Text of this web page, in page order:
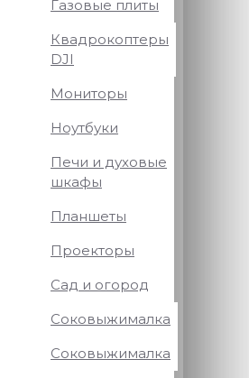
Газовые плиты
Квадрокоптеры
DJI
Мониторы
Ноутбуки
Печи и духовые
шкафы
Планшеты
Проекторы
Сад и огород
Соковыжималка
Соковыжималка